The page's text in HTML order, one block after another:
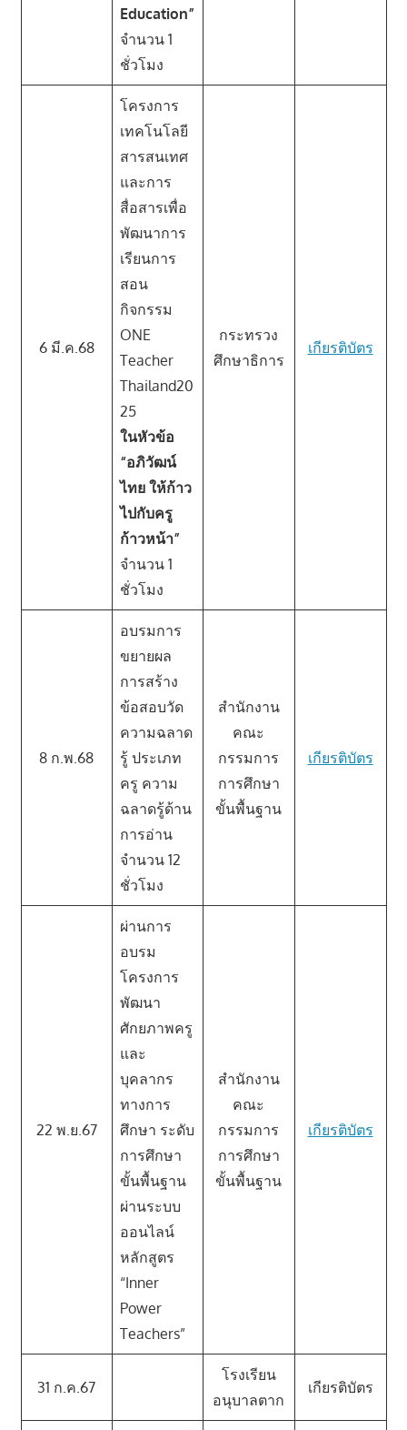
Education”
จำนวน 1
ชั่วโมง
6 มี.ค.68
โครงการ
เทคโนโลยี
สารสนเทศ
และการ
สื่อสารเพื่อ
พัฒนาการ
เรียนการ
สอน
กิจกรรม
ONE
Teacher
Thailand20
25
ในหัวข้อ
“อภิวัฒน์
ไทย ให้ก้าว
ไปกับครู
ก้าวหน้า”
จำนวน 1
ชั่วโมง
กระทรวง
ศึกษาธิการ
เกียรติบัตร
8 ก.พ.68
อบรมการ
ขยายผล
การสร้าง
ข้อสอบวัด
ความฉลาด
รู้ ประเภท
ครู ความ
ฉลาดรู้ด้าน
การอ่าน
จำนวน 12
ชั่วโมง
สำนักงาน
คณะ
กรรมการ
การศึกษา
ขั้นพื้นฐาน
เกียรติบัตร
22 พ.ย.67
ผ่านการ
อบรม
โครงการ
พัฒนา
ศักยภาพครู
และ
บุคลากร
ทางการ
ศึกษา ระดับ
การศึกษา
ขั้นพื้นฐาน
ผ่านระบบ
ออนไลน์
หลักสูตร
“Inner
Power
Teachers”
สำนักงาน
คณะ
กรรมการ
การศึกษา
ขั้นพื้นฐาน
เกียรติบัตร
31 ก.ค.67
โรงเรียน
อนุบาลตาก
เกียรติบัตร